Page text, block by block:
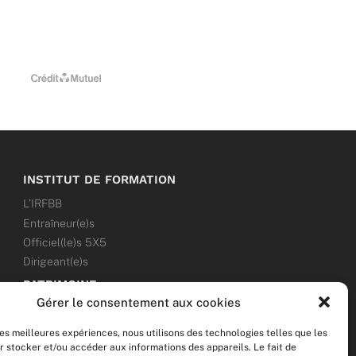
Gérer le consentement aux cookies
meilleures expériences, nous utilisons des technologies telles que les
stocker et/ou accéder aux informations des appareils. Le fait de
INSTITUT DE FORMATION
L’IRFBB
Entraîneur(e)s
Officiel(le)s 5X5
Dirigeant(e)s
PATRIMOINE
ÉVÉNEMENTS